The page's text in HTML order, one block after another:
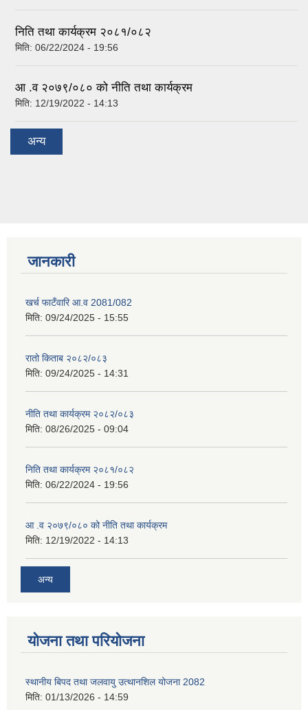
निति तथा कार्यक्रम २०८१/०८२
मिति: 06/22/2024 - 19:56
आ .व २०७९/०८० को नीति तथा कार्यक्रम
मिति: 12/19/2022 - 14:13
अन्य
जानकारी
खर्च फाटँवारि आ.व 2081/082
मिति: 09/24/2025 - 15:55
रातो किताब २०८२/०८३
मिति: 09/24/2025 - 14:31
नीति तथा कार्यक्रम २०८२/०८३
मिति: 08/26/2025 - 09:04
निति तथा कार्यक्रम २०८१/०८२
मिति: 06/22/2024 - 19:56
आ .व २०७९/०८० को नीति तथा कार्यक्रम
मिति: 12/19/2022 - 14:13
अन्य
योजना तथा परियोजना
स्थानीय बिपद तथा जलवायु उत्थानशिल योजना 2082
मिति: 01/13/2026 - 14:59